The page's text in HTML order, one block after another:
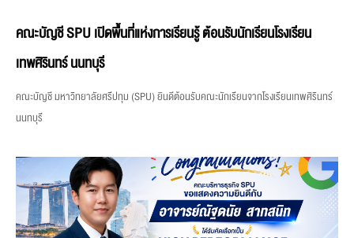
คณะบัญชี SPU เปิดพื้นที่แห่งการเรียนรู้ ต้อนรับนักเรียนโรงเรียน
เทพศิรินทร์ นนทบุรี
คณะบัญชี มหาวิทยาลัยศรีปทุม (SPU) ยินดีต้อนรับคณะนักเรียนจากโรงเรียนเทพศิรินทร์
นนทบุรี